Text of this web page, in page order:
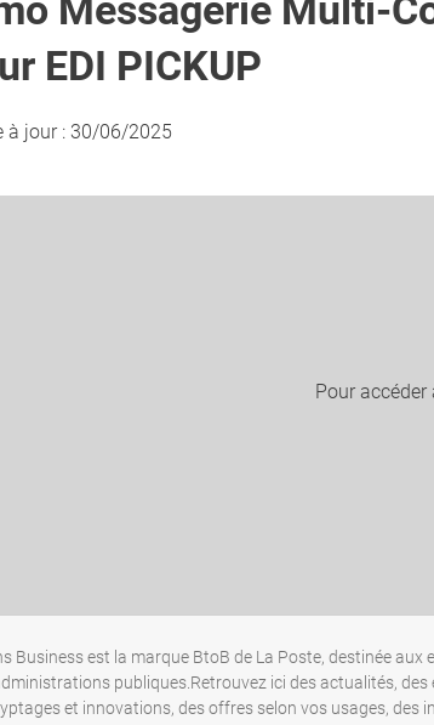
Messagerie Multi-
EDI PICKUP
à jour : 30/06/2025
Pour
Business est la marque BtoB de La Poste, destinée aux
publiques.Retrouvez ici des actualités, des
et innovations, des offres selon vos usages, des